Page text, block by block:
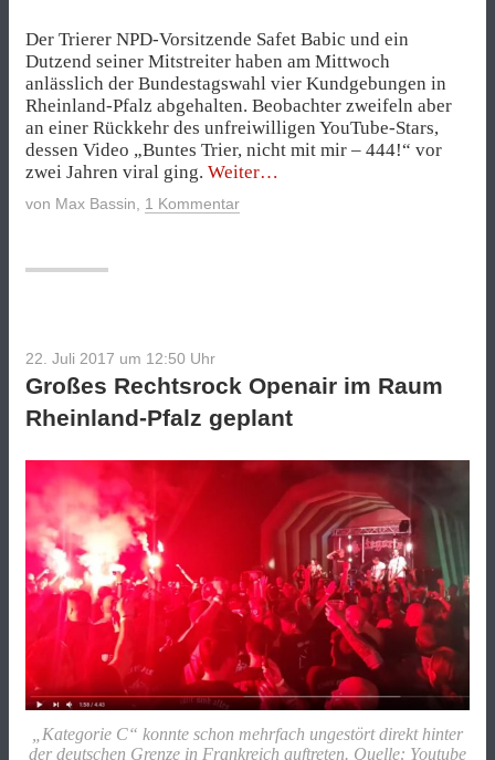
Der Trierer NPD-Vorsitzende Safet Babic und ein
Dutzend seiner Mitstreiter haben am Mittwoch
anlässlich der Bundestagswahl vier Kundgebungen in
Rheinland-Pfalz abgehalten. Beobachter zweifeln aber
an einer Rückkehr des unfreiwilligen YouTube-Stars,
dessen Video „Buntes Trier, nicht mit mir – 444!“ vor
zwei Jahren viral ging. Weiter„444
von Max Bassin 1 Kommentar
22. Juli 2017 um 12:50 Uhr
Großes Rechtsrock Openair im Raum
Rheinland-Pfalz geplant
„Kategorie C“ konnte schon mehrfach ungestört direkt hinter
der deutschen Grenze in Frankreich auftreten. Quelle: Youtube